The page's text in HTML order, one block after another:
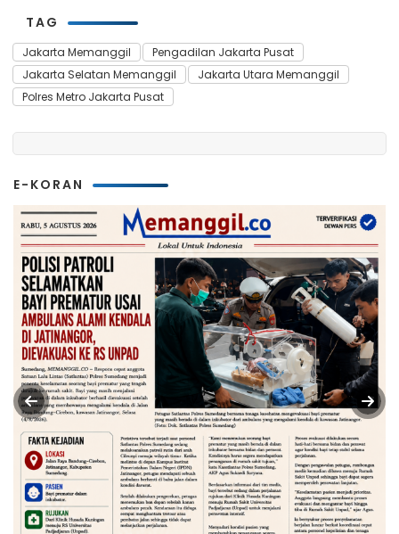
TAG
Jakarta Memanggil
Pengadilan Jakarta Pusat
Jakarta Selatan Memanggil
Jakarta Utara Memanggil
Polres Metro Jakarta Pusat
E-KORAN